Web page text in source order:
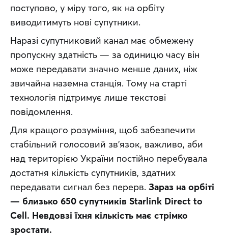
поступово, у міру того, як на орбіту
виводитимуть нові супутники.
Наразі супутниковий канал має обмежену
пропускну здатність — за одиницю часу він
може передавати значно менше даних, ніж
звичайна наземна станція. Тому на старті
технологія підтримує лише текстові
повідомлення.
Для кращого розуміння, щоб забезпечити
стабільний голосовий зв’язок, важливо, аби
над територією України постійно перебувала
достатня кількість супутників, здатних
передавати сигнал без перерв. Зараз на орбіті
— близько 650 супутників Starlink Direct to
Cell. Невдовзі їхня кількість має стрімко
зростати.